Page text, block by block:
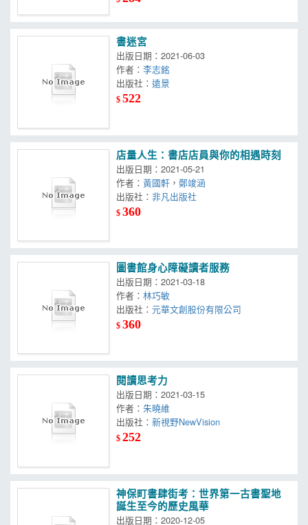
書迷宮
出版日期：2021-06-03
作者：李志銘
出版社：
$522
店量人生：書店店員與你的相遇時刻
出版日期：2021-05-21
作者：黃國軒 ，鄭竣涵
出版社：
$360
圖書館身心障礙讀者服務
出版日期：2021-03-18
作者：林巧敏
出版社：
$360
閱讀思考力
出版日期：2021-03-15
作者：朱曉維
出版社：
$252
神保町書肆街考：世界第一古書聖地
誕生至今的歷史風華
出版日期：2020-12-05